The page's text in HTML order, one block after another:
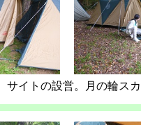
サイトの設営。月の輪ス